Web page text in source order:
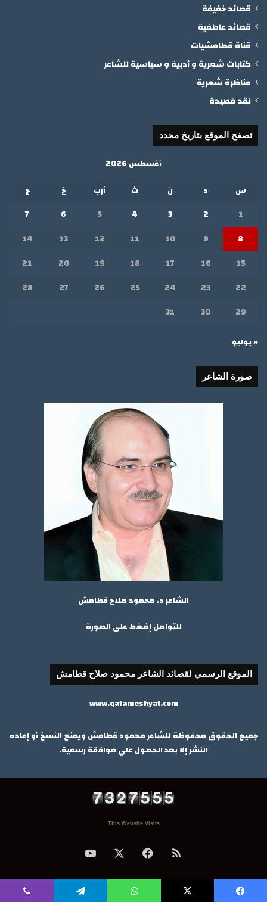
قصائد خفيفة
قصائد عاطفية
قناة قطامشيات
كتابات شعرية و أدبية و سياسية للشاعر
مناظرة شعرية
نقد قصيدة
تصفح الموقع بتاريخ محدد
أغسطس 2026
س
د ن ث أرب خ
ج
1
2
3
4
5
6
7
8
9
10
11
12
13
14
15
16
17
18
19
20
21
22
23
24
25
26
27
28
29
30
31
« يوليو
صورة الشاعر
الشاعر د. محمود صلاح قطامش
للتواصل إضغط على الصورة
الموقع الرسمي لقصائد الشاعر محمود صلاح قطامش
www.qatameshyat.com
جميع الحقوق محفوظة للشاعر محمود قطامش ويمنع النسخ أو إعاده
النشر إلا بعد الحصول علي موافقة رسمية.
This Website Visits
ملخص
الموقع
فيسبوك ‫YouTube